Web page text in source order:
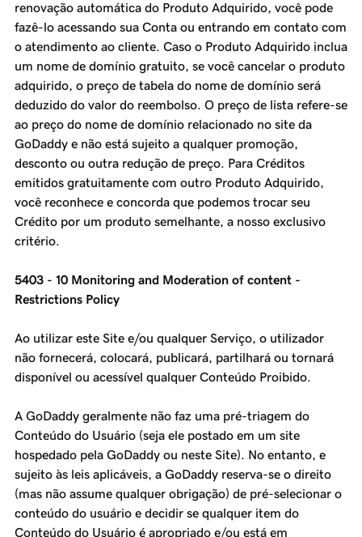
renovação automática do Produto Adquirido, você pode
fazê-lo acessando sua Conta ou entrando em contato com
o atendimento ao cliente. Caso o Produto Adquirido inclua
um nome de domínio gratuito, se você cancelar o produto
adquirido, o preço de tabela do nome de domínio será
deduzido do valor do reembolso. O preço de lista refere-se
ao preço do nome de domínio relacionado no site da
GoDaddy e não está sujeito a qualquer promoção,
desconto ou outra redução de preço. Para Créditos
emitidos gratuitamente com outro Produto Adquirido,
você reconhece e concorda que podemos trocar seu
Crédito por um produto semelhante, a nosso exclusivo
critério.
5403 - 10 Monitoring and Moderation of content -
Restrictions Policy
Ao utilizar este Site e/ou qualquer Serviço, o utilizador
não fornecerá, colocará, publicará, partilhará ou tornará
disponível ou acessível qualquer Conteúdo Proibido.
A GoDaddy geralmente não faz uma pré-triagem do
Conteúdo do Usuário (seja ele postado em um site
hospedado pela GoDaddy ou neste Site). No entanto, e
sujeito às leis aplicáveis, a GoDaddy reserva-se o direito
(mas não assume qualquer obrigação) de pré-selecionar o
conteúdo do usuário e decidir se qualquer item do
Conteúdo do Usuário é apropriado e/ou está em